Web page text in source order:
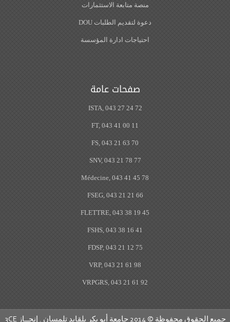
منصة متابعة الاستثمارات
دعوة لتقديم الطلبات DOU
احتياجات ادارة المؤسسة
صفحات عامة
ISTA, 043 27 24 72
FT, 043 41 00 11
FS, 043 21 63 70
SNV, 043 21 78 77
Médecine, 043 41 45 78
FSEG, 043 21 21 66
FLETTRE, 043 38 19 45
FSHS, 043 38 16 41
FDSP, 043 21 12 75
VRP, 043 21 61 98
VRPGRS, 043 21 61 92
الحقوق محفوظة © 2014 جامعة أبو بكر بلقايد تلمسان . إنجــاز 3CE